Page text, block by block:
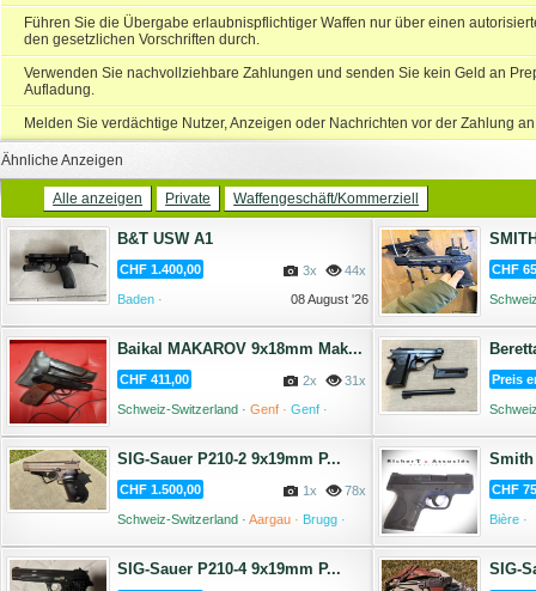
Führen Sie die Übergabe erlaubnispflichtiger Waffen nur über einen
den gesetzlichen Vorschriften durch.
Verwenden Sie nachvollziehbare Zahlungen und senden Sie kein Geld an
Aufladung.
Melden Sie verdächtige Nutzer, Anzeigen oder Nachrichten vor der Zahlung
Ähnliche Anzeigen
Alle anzeigen Private Waffengeschäft/Kommerziell
B&T USW A1
CHF 1.400,00 44x
3x
Baden ·
08 August '26
CHF
Baikal MAKAROV 9x18mm Mak...
CHF 411,00 31x
2x
Schweiz-Switzerland · Genf · Genf ·
Preis
SIG-Sauer P210-2 9x19mm P...
CHF 1.500,00 78x
1x
Schweiz-Switzerland · Aargau · Brugg ·
Smith
CHF
Bière ·
SIG-Sauer P210-4 9x19mm P... SIG-